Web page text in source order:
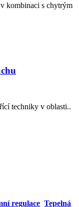
kombinaci s chytrým
techniky v oblasti..
regulace Tepelná